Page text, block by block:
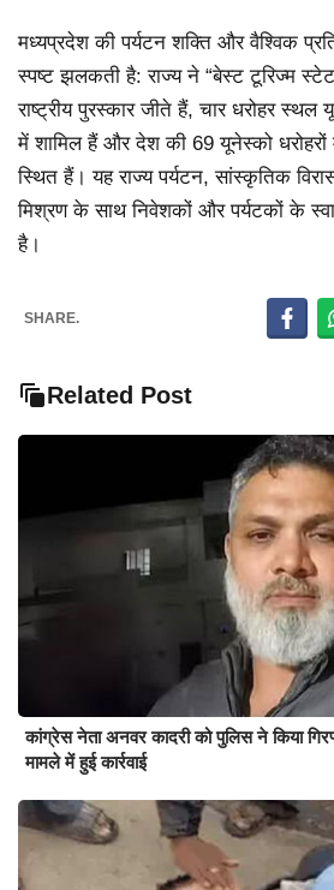
मध्यप्रदेश की पर्यटन शक्ति और वैश्विक
स्पष्ट झलकती है: राज्य ने “बेस्ट टूरिज्म
राष्ट्रीय पुरस्कार जीते हैं, चार धरोहर
में शामिल हैं और देश की 69 यूनेस्को
स्थित हैं। यह राज्य पर्यटन, सांस्कृतिक
मिश्रण के साथ निवेशकों और पर्यटकों के
है।
SHARE.
Related Post
कांग्रेस नेता अनवर कादरी को पुलिस ने किया
मामले में हुई कार्रवाई